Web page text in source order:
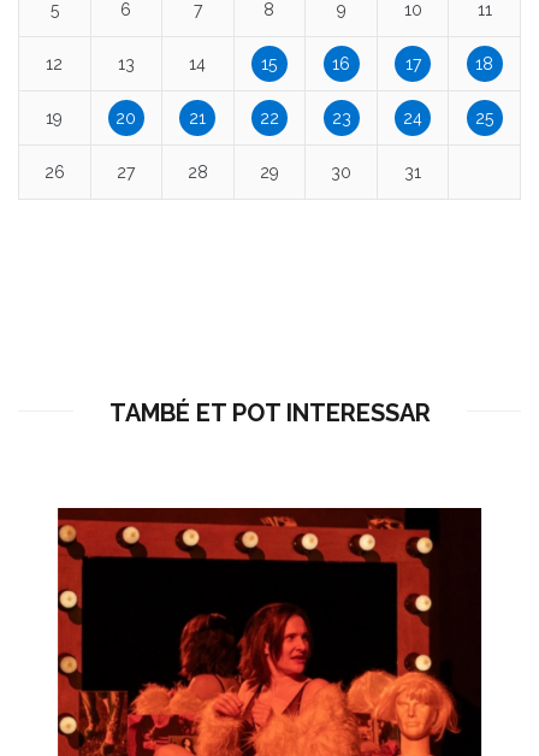
5 6 7 8 9 10 11
12 13 14 15 16 17 18
19 20 21 22 23 24 25
26 27 28 29 30 31
TAMBÉ ET POT INTERESSAR